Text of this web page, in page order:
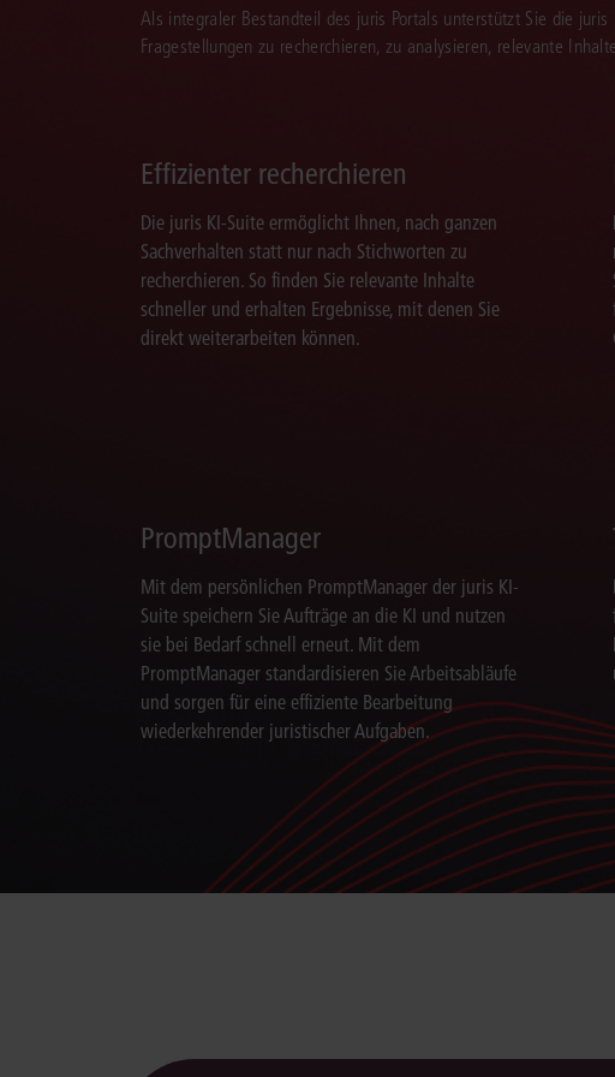
Als integraler Bestandteil des juris Portals unterstützt Sie die
Fragestellungen zu recherchieren, zu analysieren, relevante
Effizienter recherchieren
Die juris KI-Suite ermöglicht Ihnen, nach ganzen
Sachverhalten statt nur nach Stichworten zu
recherchieren. So finden Sie relevante Inhalte
schneller und erhalten Ergebnisse, mit denen Sie
direkt weiterarbeiten können.
PromptManager
Mit dem persönlichen PromptManager der juris KI-
Suite speichern Sie Aufträge an die KI und nutzen
sie bei Bedarf schnell erneut. Mit dem
PromptManager standardisieren Sie Arbeitsabläufe
und sorgen für eine effiziente Bearbeitung
wiederkehrender juristischer Aufgaben.